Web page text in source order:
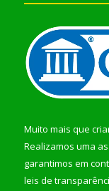
Muito mais que
Realizamos uma
garantimos em
leis de